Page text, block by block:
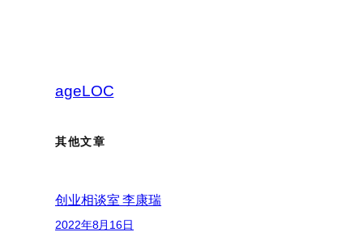
ageLOC
其他文章
创业相谈室 李康瑞
2022年8月16日